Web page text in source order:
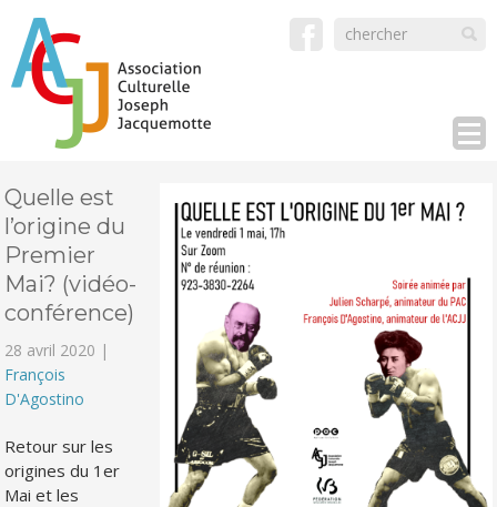
Quelle est
l’origine du
Premier
Mai? (vidéo-
conférence)
28 avril 2020 |
François
D'Agostino
Retour sur les
origines du 1er
Mai et les